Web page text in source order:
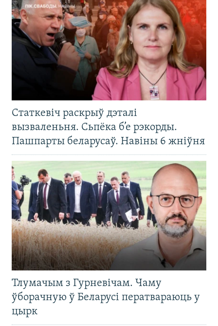
Статкевіч раскрыў дэталі
вызваленьня. Сьпёка б’е рэкорды.
Пашпарты беларусаў. Навіны 6 жніўня
Тлумачым з Гурневічам. Чаму
ўборачную ў Беларусі ператвараюць у
цырк